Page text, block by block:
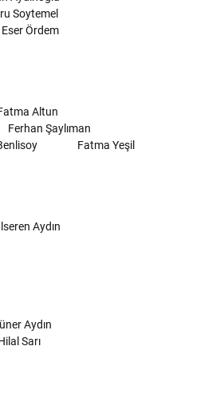
Soytemel
Eser Ördem
Altun
Ferhan Şaylıman
Fatma Yeşil
Aydın
Aydın
Sarı